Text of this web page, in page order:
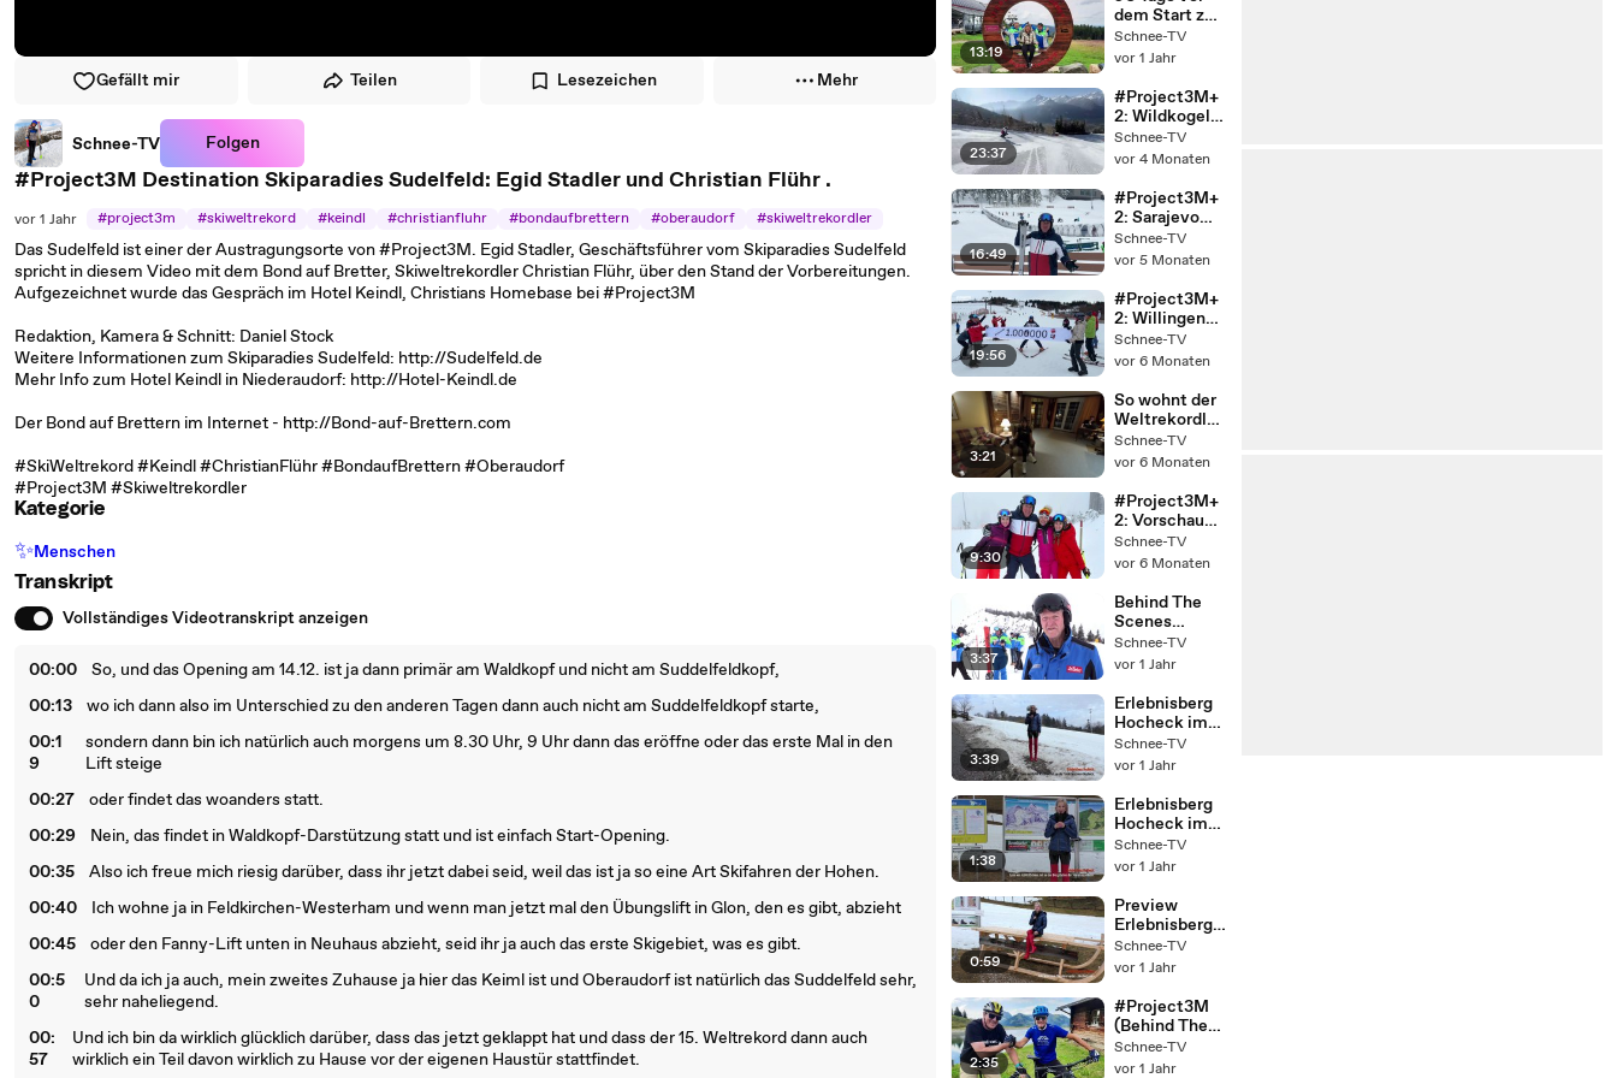
Gefällt mir Teilen Lesezeichen Mehr
Schnee-TV Folgen
#Project3M Destination Skiparadies Sudelfeld: Egid Stadler und Christian Flühr .
vor 1 Jahr #project3m #skiweltrekord #keindl #christianfluhr #bondaufbrettern #oberaudorf #skiweltrekordler
Das Sudelfeld ist einer der Austragungsorte von #Project3M. Egid Stadler, Geschäftsführer vom Skiparadies Sudelfeld
spricht in diesem Video mit dem Bond auf Bretter, Skiweltrekordler Christian Flühr, über den Stand der Vorbereitungen.
Aufgezeichnet wurde das Gespräch im Hotel Keindl, Christians Homebase bei #Project3M
Redaktion, Kamera & Schnitt: Daniel Stock
Weitere Informationen zum Skiparadies Sudelfeld: http://Sudelfeld.de
Mehr Info zum Hotel Keindl in Niederaudorf: http://Hotel-Keindl.de
Der Bond auf Brettern im Internet - http://Bond-auf-Brettern.com
#SkiWeltrekord #Keindl #ChristianFlühr #BondaufBrettern #Oberaudorf
#Project3M #Skiweltrekordler
Kategorie
✨Menschen
Transkript
Vollständiges Videotranskript anzeigen
00:00
So, und das Opening am 14.12. ist ja dann primär am Waldkopf und nicht am Suddelfeldkopf,
00:13
wo ich dann also im Unterschied zu den anderen Tagen dann auch nicht am Suddelfeldkopf starte,
00:1
9
sondern dann bin ich natürlich auch morgens um 8.30 Uhr, 9 Uhr dann das eröffne oder das erste Mal in den
Lift steige
00:27
oder findet das woanders statt.
00:29
Nein, das findet in Waldkopf-Darstützung statt und ist einfach Start-Opening.
00:35
Also ich freue mich riesig darüber, dass ihr jetzt dabei seid, weil das ist ja so eine Art Skifahren der Hohen.
00:40
Ich wohne ja in Feldkirchen-Westerham und wenn man jetzt mal den Übungslift in Glon, den es gibt, abzieht
00:45
oder den Fanny-Lift unten in Neuhaus abzieht, seid ihr ja auch das erste Skigebiet, was es gibt.
00:5
0
Und da ich ja auch, mein zweites Zuhause ja hier das Keiml ist und Oberaudorf ist natürlich das Suddelfeld sehr,
sehr naheliegend.
00:
57
Und ich bin da wirklich glücklich darüber, dass das jetzt geklappt hat und dass der 15. Weltrekord dann auch
wirklich ein Teil davon wirklich zu Hause vor der eigenen Haustür stattfindet.
13:19
dem Start zu
#Project3M:
Summercamp
Schnee-TV
vor 1 Jahr
23:37
#Project3M+
2: Wildkogel
Arena
(Folge13)
Schnee-TV
vor 4 Monaten
16:49
#Project3M+
2: Sarajevo
(Folge 11)
Schnee-TV
vor 5 Monaten
19:56
#Project3M+
2: Willingen
(Folge 10)
Schnee-TV
vor 6 Monaten
3:21
So wohnt der
Weltrekordler
-
Zimmerführu
Schnee-TV
vor 6 Monaten
9:30
#Project3M+
2: Vorschau
auf Sarajevo
(Folge 10)
Schnee-TV
vor 6 Monaten
3:37
Behind The
Scenes
#KitzSkiWelt
2025WR14
schnell auf
der Choralpe.
Schnee-TV
vor 1 Jahr
3:39
Erlebnisberg
Hocheck im
Winter mit
Lena: Teil 3
Express und
Talabfahrt.
Schnee-TV
vor 1 Jahr
1:38
Erlebnisberg
Hocheck im
Winter mit
Lena: Teil 2
Schnee-TV
vor 1 Jahr
0:59
Preview
Erlebnisberg
Hocheck im
Winter mit
Schnee-TV
vor 1 Jahr
2:35
#Project3M
(Behind The
Scenes):
Michi Maier
Schnee-TV
vor 1 Jahr